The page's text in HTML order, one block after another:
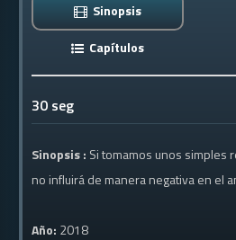
Sinopsis
Capítulos
30 seg
Sinopsis : Si tomamos unos simples
no influirá de manera negativa en el
Año: 2018